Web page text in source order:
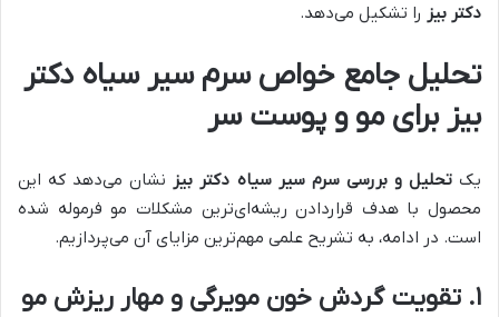
دکتر بیز را تشکیل می‌دهد.
تحلیل جامع خواص سرم سیر سیاه دکتر
بیز برای مو و پوست سر
یکتحلیل و بررسی سرم سیر سیاه دکتر بیز نشان می‌دهد که این
محصول با هدف قراردادن ریشه‌ای‌ترین مشکلات مو فرموله شده
است. در ادامه، به تشریح علمی مهم‌ترین مزایای آن می‌پردازیم.
۱. تقویت گردش خون مویرگی و مهار ریزش مو